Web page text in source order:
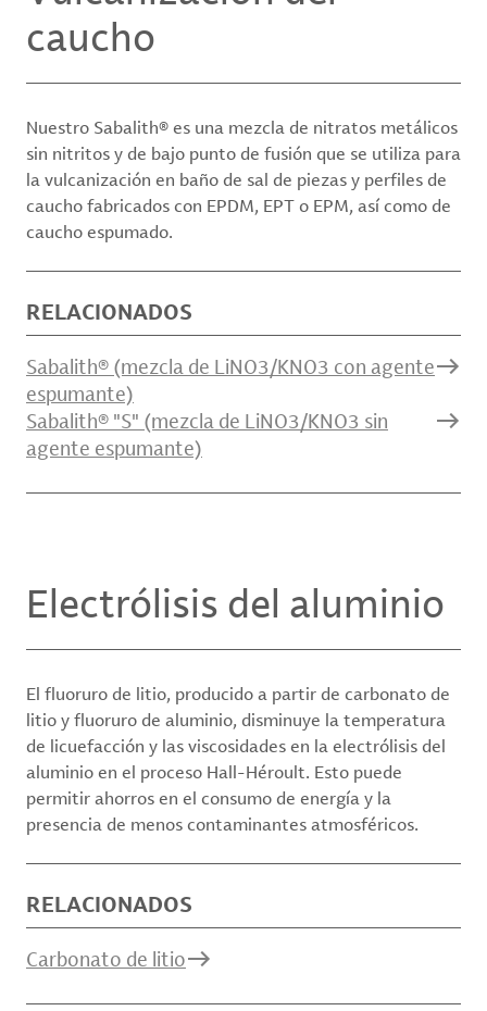
caucho
Nuestro Sabalith® es una mezcla de nitratos metálicos
sin nitritos y de bajo punto de fusión que se utiliza para
la vulcanización en baño de sal de piezas y perfiles de
caucho fabricados con EPDM, EPT o EPM, así como de
caucho espumado.
RELACIONADOS
Sabalith® (mezcla de LiNO3/KNO3 con agente
espumante)
Sabalith® "S" (mezcla de LiNO3/KNO3 sin
agente espumante)
Electrólisis del aluminio
El fluoruro de litio, producido a partir de carbonato de
litio y fluoruro de aluminio, disminuye la temperatura
de licuefacción y las viscosidades en la electrólisis del
aluminio en el proceso Hall-Héroult. Esto puede
permitir ahorros en el consumo de energía y la
presencia de menos contaminantes atmosféricos.
RELACIONADOS
Carbonato de litio